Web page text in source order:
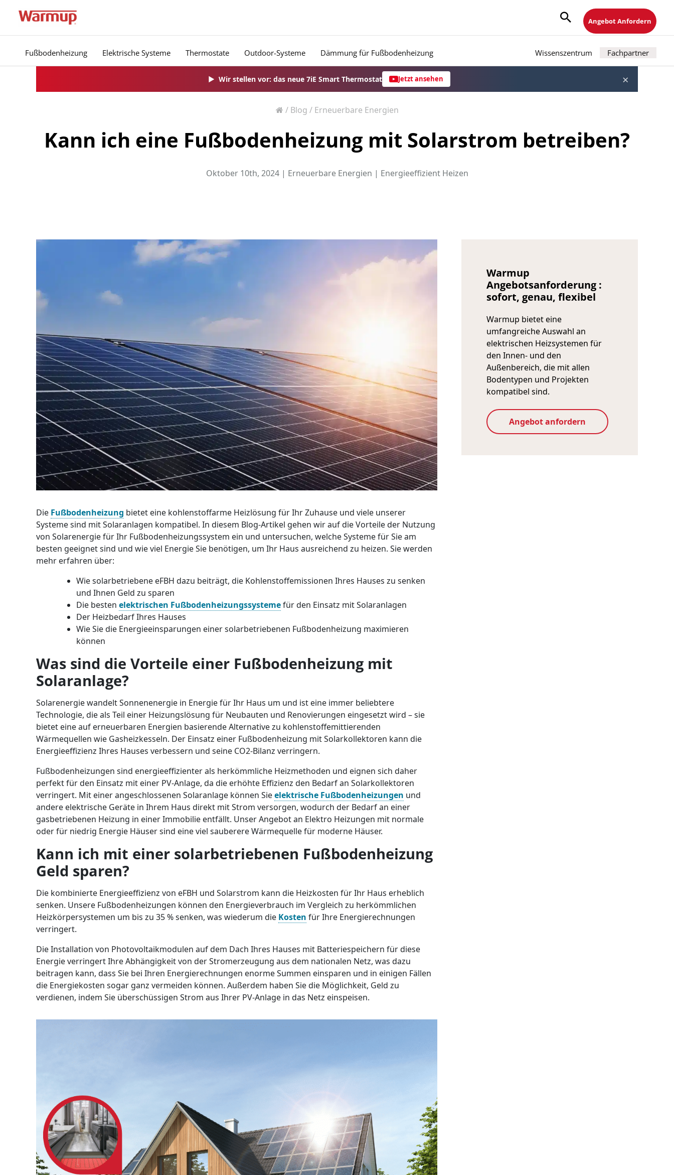
Inhalt
Angebot Anfordern
Fußbodenheizung Elektrische Systeme Thermostate Outdoor-Systeme Dämmung für Fußbodenheizung Wissenszentrum Fachpartner
▶ Wir stellen vor: das neue 7iE Smart Thermostat Jetzt ansehen ×
/ Blog / Erneuerbare Energien
Kann ich eine Fußbodenheizung mit Solarstrom betreiben?
Oktober 10th, 2024 | Erneuerbare Energien | Energieeffizient Heizen
Die Fußbodenheizung bietet eine kohlenstoffarme Heizlösung für Ihr Zuhause und viele unserer
Systeme sind mit Solaranlagen kompatibel. In diesem Blog-Artikel gehen wir auf die Vorteile der Nutzung
von Solarenergie für Ihr Fußbodenheizungssystem ein und untersuchen, welche Systeme für Sie am
besten geeignet sind und wie viel Energie Sie benötigen, um Ihr Haus ausreichend zu heizen. Sie werden
mehr erfahren über:
Wie solarbetriebene eFBH dazu beiträgt, die Kohlenstoffemissionen Ihres Hauses zu senken
und Ihnen Geld zu sparen
Die bestenelektrischen Fußbodenheizungssystemefür den Einsatz mit Solaranlagen
Der Heizbedarf Ihres Hauses
Wie Sie die Energieeinsparungen einer solarbetriebenen Fußbodenheizung maximieren
können
Was sind die Vorteile einer Fußbodenheizung mit
Solaranlage?
Solarenergie wandelt Sonnenenergie in Energie für Ihr Haus um und ist eine immer beliebtere
Technologie, die als Teil einer Heizungslösung für Neubauten und Renovierungen eingesetzt wird – sie
bietet eine auf erneuerbaren Energien basierende Alternative zu kohlenstoffemittierenden
Wärmequellen wie Gasheizkesseln. Der Einsatz einer Fußbodenheizung mit Solarkollektoren kann die
Energieeffizienz Ihres Hauses verbessern und seine CO2-Bilanz verringern.
Fußbodenheizungen sind energieeffizienter als herkömmliche Heizmethoden und eignen sich daher
perfekt für den Einsatz mit einer PV-Anlage, da die erhöhte Effizienz den Bedarf an Solarkollektoren
verringert. Mit einer angeschlossenen Solaranlage können Sieelektrische Fußbodenheizungen und
andere elektrische Geräte in Ihrem Haus direkt mit Strom versorgen, wodurch der Bedarf an einer
gasbetriebenen Heizung in einer Immobilie entfällt. Unser Angebot an Elektro Heizungen mit normale
oder für niedrig Energie Häuser sind eine viel sauberere Wärmequelle für moderne Häuser.
Kann ich mit einer solarbetriebenen Fußbodenheizung
Geld sparen?
Die kombinierte Energieeffizienz von eFBH und Solarstrom kann die Heizkosten für Ihr Haus erheblich
senken. Unsere Fußbodenheizungen können den Energieverbrauch im Vergleich zu herkömmlichen
Heizkörpersystemen um bis zu 35 % senken, was wiederum die Kosten für Ihre Energierechnungen
verringert.
Die Installation von Photovoltaikmodulen auf dem Dach Ihres Hauses mit Batteriespeichern für diese
Energie verringert Ihre Abhängigkeit von der Stromerzeugung aus dem nationalen Netz, was dazu
beitragen kann, dass Sie bei Ihren Energierechnungen enorme Summen einsparen und in einigen Fällen
die Energiekosten sogar ganz vermeiden können. Außerdem haben Sie die Möglichkeit, Geld zu
verdienen, indem Sie überschüssigen Strom aus Ihrer PV-Anlage in das Netz einspeisen.
Warmup
Angebotsanforderung :
sofort, genau, flexibel
Warmup bietet eine
umfangreiche Auswahl an
elektrischen Heizsystemen für
den Innen- und den
Außenbereich, die mit allen
Bodentypen und Projekten
kompatibel sind.
Angebot anfordern